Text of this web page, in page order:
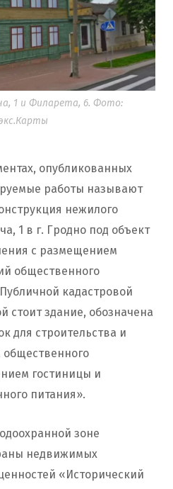
1 и Филарета, 6. Фото:
опубликованных
работы называют
нежилого
1 в г. Гродно под объект
с размещением
общественного
кадастровой
стоит здание, обозначена
для строительства и
общественного
гостиницы и
питания».
зоне
недвижимых
«Исторический